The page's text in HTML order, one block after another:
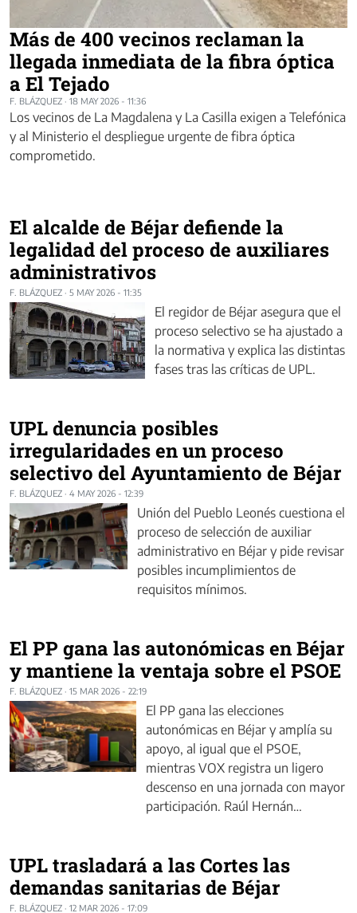
Más de 400 vecinos reclaman la
llegada inmediata de la fibra óptica
a El Tejado
F. BLÁZQUEZ · 18 MAY 2026 - 11:36
Los vecinos de La Magdalena y La Casilla exigen a Telefónica
y al Ministerio el despliegue urgente de fibra óptica
comprometido.
El alcalde de Béjar defiende la
legalidad del proceso de auxiliares
administrativos
F. BLÁZQUEZ · 5 MAY 2026 - 11:35
El regidor de Béjar asegura que el
proceso selectivo se ha ajustado a
la normativa y explica las distintas
fases tras las críticas de UPL.
UPL denuncia posibles
irregularidades en un proceso
selectivo del Ayuntamiento de Béjar
F. BLÁZQUEZ · 4 MAY 2026 - 12:39
Unión del Pueblo Leonés cuestiona el
proceso de selección de auxiliar
administrativo en Béjar y pide revisar
posibles incumplimientos de
requisitos mínimos.
El PP gana las autonómicas en Béjar
y mantiene la ventaja sobre el PSOE
F. BLÁZQUEZ · 15 MAR 2026 - 22:19
El PP gana las elecciones
autonómicas en Béjar y amplía su
apoyo, al igual que el PSOE,
mientras VOX registra un ligero
descenso en una jornada con mayor
participación. Raúl Hernán…
UPL trasladará a las Cortes las
demandas sanitarias de Béjar
F. BLÁZQUEZ · 12 MAR 2026 - 17:09